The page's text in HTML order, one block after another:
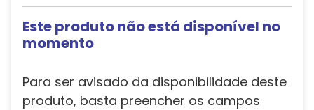
Este produto não está disponível no
momento
Para ser avisado da disponibilidade deste
produto, basta preencher os campos